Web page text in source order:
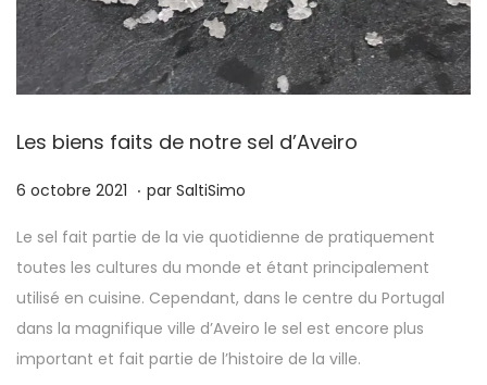
Les biens faits de notre sel d’Aveiro
P
b
l
i
é
l
6 octobre 2021 6
u
i
n
2
0
. par SaltiSimo
Le sel fait partie de la vie quotidienne de pratiquement
toutes les cultures du monde et étant principalement
utilisé en cuisine. Cependant, dans le centre du Portugal
dans la magnifique ville d’Aveiro le sel est encore plus
important et fait partie de l’histoire de la ville.